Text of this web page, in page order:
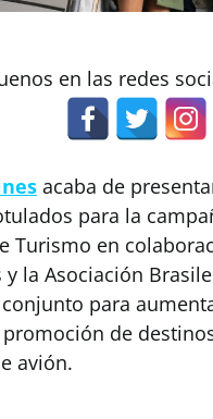
en las redes
acaba de
para la
Turismo en
la Asociación
para
de
avión.